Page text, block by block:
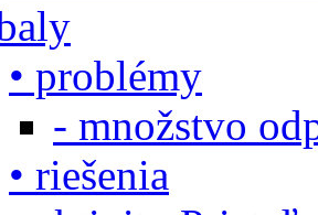
• problémy
- množstvo
• riešenia